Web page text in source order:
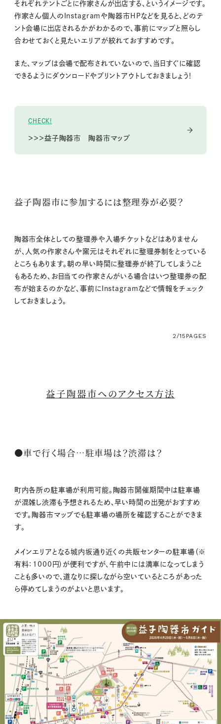
それぞれテントごとに作家さんが出店する、というイメージです。
作家さん個人のInstagramや陶器市HPなどを見ると、どのテ
ント会場に出店されるかがわかるので、事前にマップと照らし
合わせておくと見たいエリアが絞れておすすめです。
また、マップは会場で配布されていないので、当日すぐに確認
できるようにダウンロードやプリントアウトしておきましょう！
CHECK!
＞＞＞益子陶器市 陶器市マップ
益子陶器市に参加するには整理券が必要？
陶器市全体としての整理券や入場チケットなどはありません
が、人気の作家さんや窯元はそれぞれに整理券制をとっている
ところもあります。朝の早い時間に整理券が終了してしまうこと
もあるため、お目当ての作家さんがいる場合はいつ整理券の配
布が始まるのかなど、事前にInstagramなどで情報をチェック
しておきましょう。
2/15 PAGES
益子陶器市へのアクセス方法
●車で行く場合…駐車場は？渋滞は？
町内各所の駐車場が利用可能。陶器市開催期間中は駐車場
が混雑し渋滞も予想されるため、早い時間の出発がおすすめ
です。陶器市マップでも駐車場の場所を確認することができま
す。
メインエリアとなる城内坂通り近くの共販センターの駐車場（※
有料：1000円）が便利ですが、午前中には満車になってしまう
ことも多いので、道なりに探しながら空いているところがあった
ら停めてしまうのがよいと思います。